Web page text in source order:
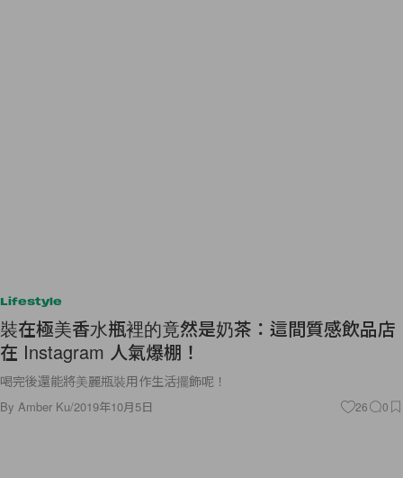
Lifestyle
裝在極美香水瓶裡的竟然是奶茶：這間質感飲品店
在 Instagram 人氣爆棚！
喝完後還能將美麗瓶裝用作生活擺飾呢！
By Amber Ku/2019年10月5日 26 0